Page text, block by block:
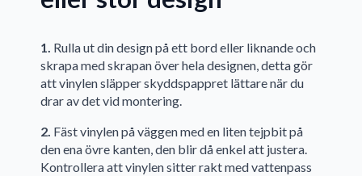
1. Rulla ut din design på ett bord eller liknande och
skrapa med skrapan över hela designen, detta gör
att vinylen släpper skyddspappret lättare när du
drar av det vid montering.
2. Fäst vinylen på väggen med en liten tejpbit på
den ena övre kanten, den blir då enkel att justera.
Kontrollera att vinylen sitter rakt med vattenpass